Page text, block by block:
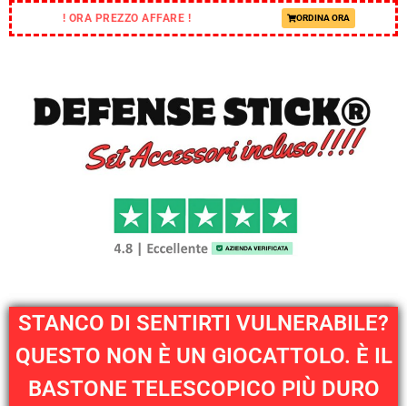
! ORA PREZZO AFFARE ! ORDINA ORA
STANCO DI SENTIRTI VULNERABILE?
QUESTO NON È UN GIOCATTOLO. È IL
BASTONE TELESCOPICO PIÙ DURO